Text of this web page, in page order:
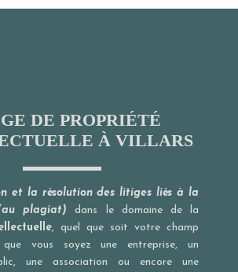
DE PROPRIÉTÉ
À VILLARS
et la résolution des litiges liés à la
plagiat) dans le domaine de la
, quel que soit votre champ
que vous soyez une entreprise, un
une association ou encore une